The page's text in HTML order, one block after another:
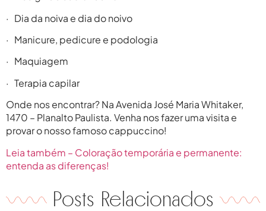
· Dia da noiva e dia do noivo
· Manicure, pedicure e podologia
· Maquiagem
· Terapia capilar
Onde nos encontrar? Na Avenida José Maria Whitaker,
1470 – Planalto Paulista. Venha nos fazer uma visita e
provar o nosso famoso cappuccino!
Leia também – Coloração temporária e permanente:
entenda as diferenças!
Posts Relacionados